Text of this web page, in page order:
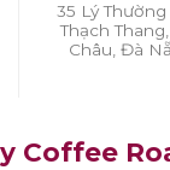
35 Lý Thường
Thạch
Châu, Đà
Coffee